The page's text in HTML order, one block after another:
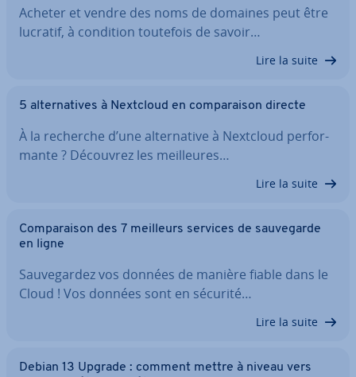
Acheter et vendre des noms de domaines peut être
lucratif, à condition toutefois de savoir…
Lire la suite
5 al­ter­na­tives à Nextcloud en com­pa­rai­son directe
À la recherche d’une al­ter­na­tive à Nextcloud per­for­
mante ? Découvrez les meil­leures…
Lire la suite
Com­pa­rai­son des 7 meilleurs services de sau­ve­garde
en ligne
Sau­ve­gar­dez vos données de manière fiable dans le
Cloud ! Vos données sont en sécurité…
Lire la suite
Debian 13 Upgrade : comment mettre à niveau vers